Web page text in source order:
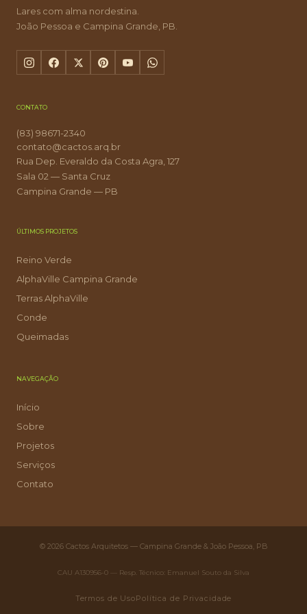
Lares com alma nordestina.
João Pessoa e Campina Grande, PB.
CONTATO
(83) 98671-2340
contato@cactos.arq.br
Rua Dep. Everaldo da Costa Agra, 127
Sala 02 — Santa Cruz
Campina Grande — PB
ÚLTIMOS PROJETOS
Reino Verde
AlphaVille Campina Grande
Terras AlphaVille
Conde
Queimadas
NAVEGAÇÃO
Início
Sobre
Projetos
Serviços
Contato
© 2026 Cactos Arquitetos — Campina Grande & João Pessoa, PB
CAU A130956-0 — Resp. Técnico: Emanuel Souto da Silva
Termos de UsoPolítica de Privacidade